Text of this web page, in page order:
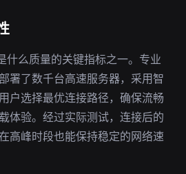
什么质量的关键指标之一。专业
署了数千台高速服务器，采用智
户选择最优连接路径，确保流畅
体验。经过实际测试，连接后的
高峰时段也能保持稳定的网络速